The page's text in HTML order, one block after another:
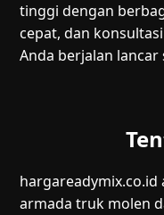
tinggi dengan
cepat, dan
Anda berjalan lancar
hargareadymix.co.id
armada truk molen